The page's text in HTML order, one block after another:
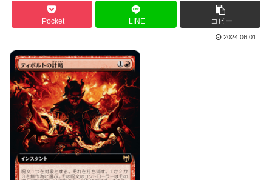
Pocket LINE コピー
2024.06.01